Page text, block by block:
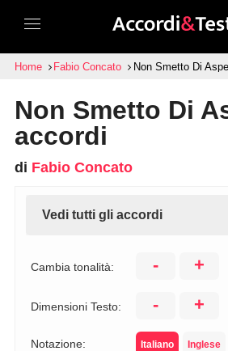
Home Fabio Concato Non Smetto Di
Non Smetto Di
accordi
di Fabio Concato
Vedi tutti gli accordi
Cambia tonalità: - +
Dimensioni Testo: - +
Notazione: Italiano Inglese